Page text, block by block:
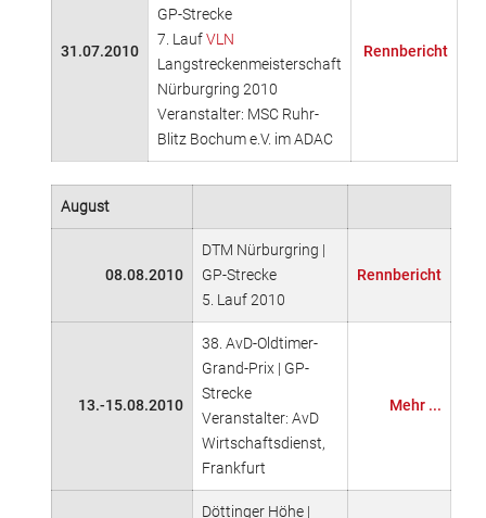
31.07.2010
GP-Strecke
7. LaufVLN
Langstreckenmeisterschaft
Nürburgring 2010
Veranstalter: MSC Ruhr-
Blitz Bochum e.V. im ADAC
Rennbericht
August
08.08.2010
DTM Nürburgring |
GP-Strecke
5. Lauf 2010
Rennbericht
13.-15.08.2010
38. AvD-Oldtimer-
Grand-Prix | GP-
Strecke
Veranstalter: AvD
Wirtschaftsdienst,
Frankfurt
Mehr ...
Döttinger Höhe |